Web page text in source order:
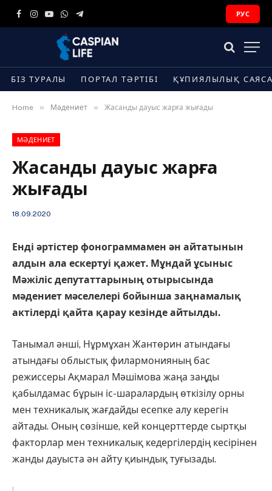
Facebook
Instagram
YouTube
WhatsApp
Telegram
РУС
БІЗ ТУРАЛЫ ПОРТАЛ ТӘРТІБІ ҚҰПИЯЛЫЛЫҚ
Home » Мәдениет » Жасанды дауыс жарға жығады
МӘДЕНИЕТ
Жасанды дауыс жарға
жығады
18.09.2020
Енді әртістер фонограммамен ән айтатынын
алдын ала ескертуі қажет. Мұндай ұсыныс
Мәжіліс депутаттарының отырысында
мәдениет мәселелері бойынша заңнамалық
актілерді қайта қарау кезінде айтылды.
Танымал әнші, Нұрмұхан Жантөрин атындағы
атындағы облыстық филармонияның бас
режиссеры Ақмарал Мәшімова жаңа заңды
қабылдамас бұрын іс-шаралардың өткізілу орны
мен техникалық жағдайды есепке алу керегін
айтады. Оның сөзінше, кей концерттерде сыртқы
факторлар мен техникалық кедергілердің кесірінен
жанды дауыста ән айту қиындық туғызады.